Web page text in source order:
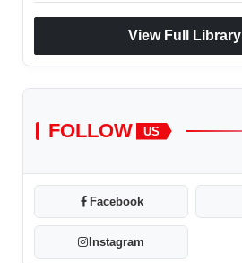
View Full Library
FOLLOW US
Facebook
Instagram